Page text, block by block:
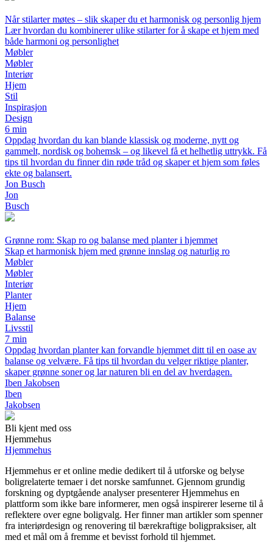
Når stilarter møtes – slik skaper du et harmonisk og personlig hjem
Lær hvordan du kombinerer ulike stilarter for å skape et hjem med
både harmoni og personlighet
Møbler
Møbler
Interiør
Hjem
Stil
Inspirasjon
Design
6 min
Oppdag hvordan du kan blande klassisk og moderne, nytt og
gammelt, nordisk og bohemsk – og likevel få et helhetlig uttrykk. Få
tips til hvordan du finner din røde tråd og skaper et hjem som føles
ekte og balansert.
Jon Busch
Jon
Busch
Grønne rom: Skap ro og balanse med planter i hjemmet
Skap et harmonisk hjem med grønne innslag og naturlig ro
Møbler
Møbler
Interiør
Planter
Hjem
Balanse
Livsstil
7 min
Oppdag hvordan planter kan forvandle hjemmet ditt til en oase av
balanse og velvære. Få tips til hvordan du velger riktige planter,
skaper grønne soner og lar naturen bli en del av hverdagen.
Iben Jakobsen
Iben
Jakobsen
Bli kjent med oss
Hjemmehus
Hjemmehus
Hjemmehus er et online medie dedikert til å utforske og belyse
boligrelaterte temaer i det norske samfunnet. Gjennom grundig
forskning og dyptgående analyser presenterer Hjemmehus en
plattform som ikke bare informerer, men også inspirerer leserne til å
reflektere over egne boligvalg. Her finner man artikler som spenner
fra interiørdesign og renovering til bærekraftige boligpraksiser, alt
med et mål om å fremme et bevisst forhold til hjemmet.